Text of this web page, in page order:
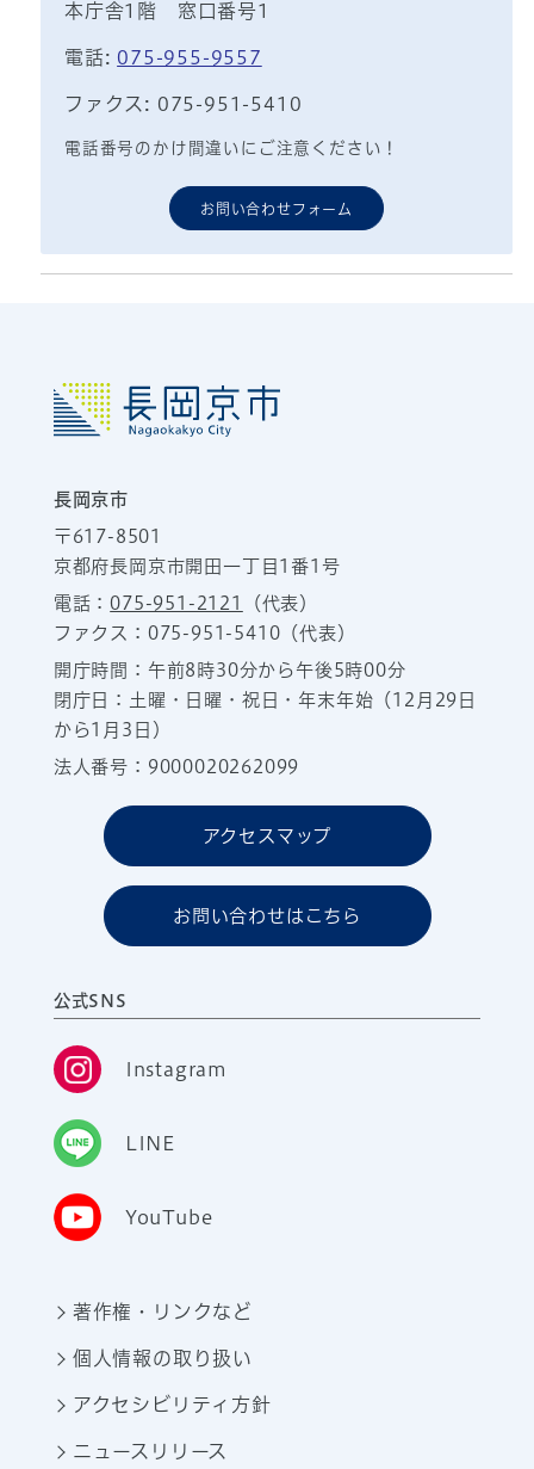
本庁舎1階 窓口番号1
電話: 075-955-9557
ファクス: 075-951-5410
電話番号のかけ間違いにご注意ください！
お問い合わせフォーム
長岡京市
〒617-8501
京都府長岡京市開田一丁目1番1号
電話：075-951-2121
（代表）
ファクス：075-951-5410（代表）
開庁時間：午前8時30分から午後5時00分
閉庁日：土曜・日曜・祝日・年末年始（12月29日
から1月3日）
法人番号：9000020262099
アクセスマップ
お問い合わせはこちら
公式SNS
Instagram
LINE
YouTube
著作権・リンクなど
個人情報の取り扱い
アクセシビリティ方針
ニュースリリース